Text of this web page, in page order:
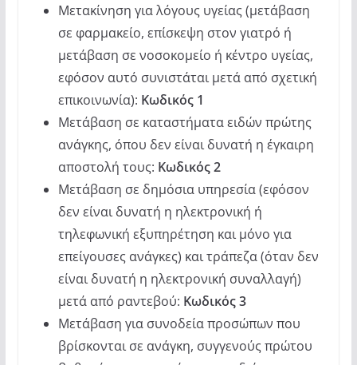
Μετακίνηση για λόγους υγείας (μετάβαση
σε φαρμακείο, επίσκεψη στον γιατρό ή
μετάβαση σε νοσοκομείο ή κέντρο υγείας,
εφόσον αυτό συνιστάται μετά από σχετική
επικοινωνία): Κωδικός 1
Μετάβαση σε καταστήματα ειδών πρώτης
ανάγκης, όπου δεν είναι δυνατή η έγκαιρη
αποστολή τους: Κωδικός 2
Μετάβαση σε δημόσια υπηρεσία (εφόσον
δεν είναι δυνατή η ηλεκτρονική ή
τηλεφωνική εξυπηρέτηση και μόνο για
επείγουσες ανάγκες) και τράπεζα (όταν δεν
είναι δυνατή η ηλεκτρονική συναλλαγή)
μετά από ραντεβού: Κωδικός 3
Μετάβαση για συνοδεία προσώπων που
βρίσκονται σε ανάγκη, συγγενούς πρώτου